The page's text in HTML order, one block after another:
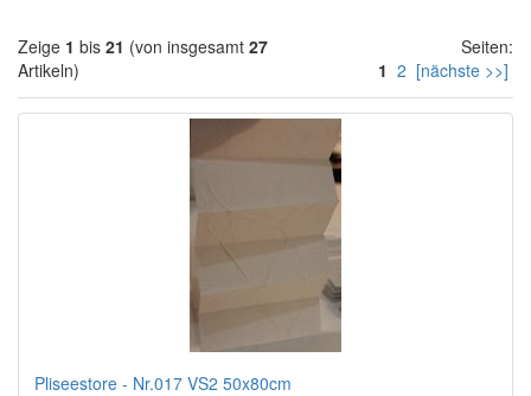
Zeige 1 bis 21 (von insgesamt 27
Artikeln)
Seiten:
1 2 [nächste >>]
Pliseestore - Nr.017 VS2 50x80cm